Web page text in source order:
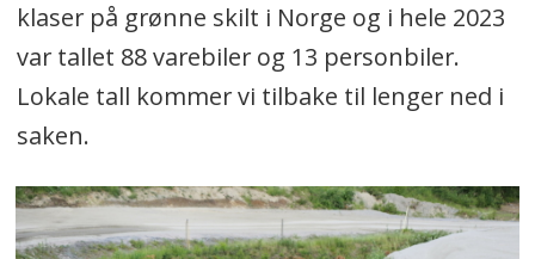
klaser på grønne skilt i Norge og i hele 2023
var tallet 88 varebiler og 13 personbiler.
Lokale tall kommer vi tilbake til lenger ned i
saken.